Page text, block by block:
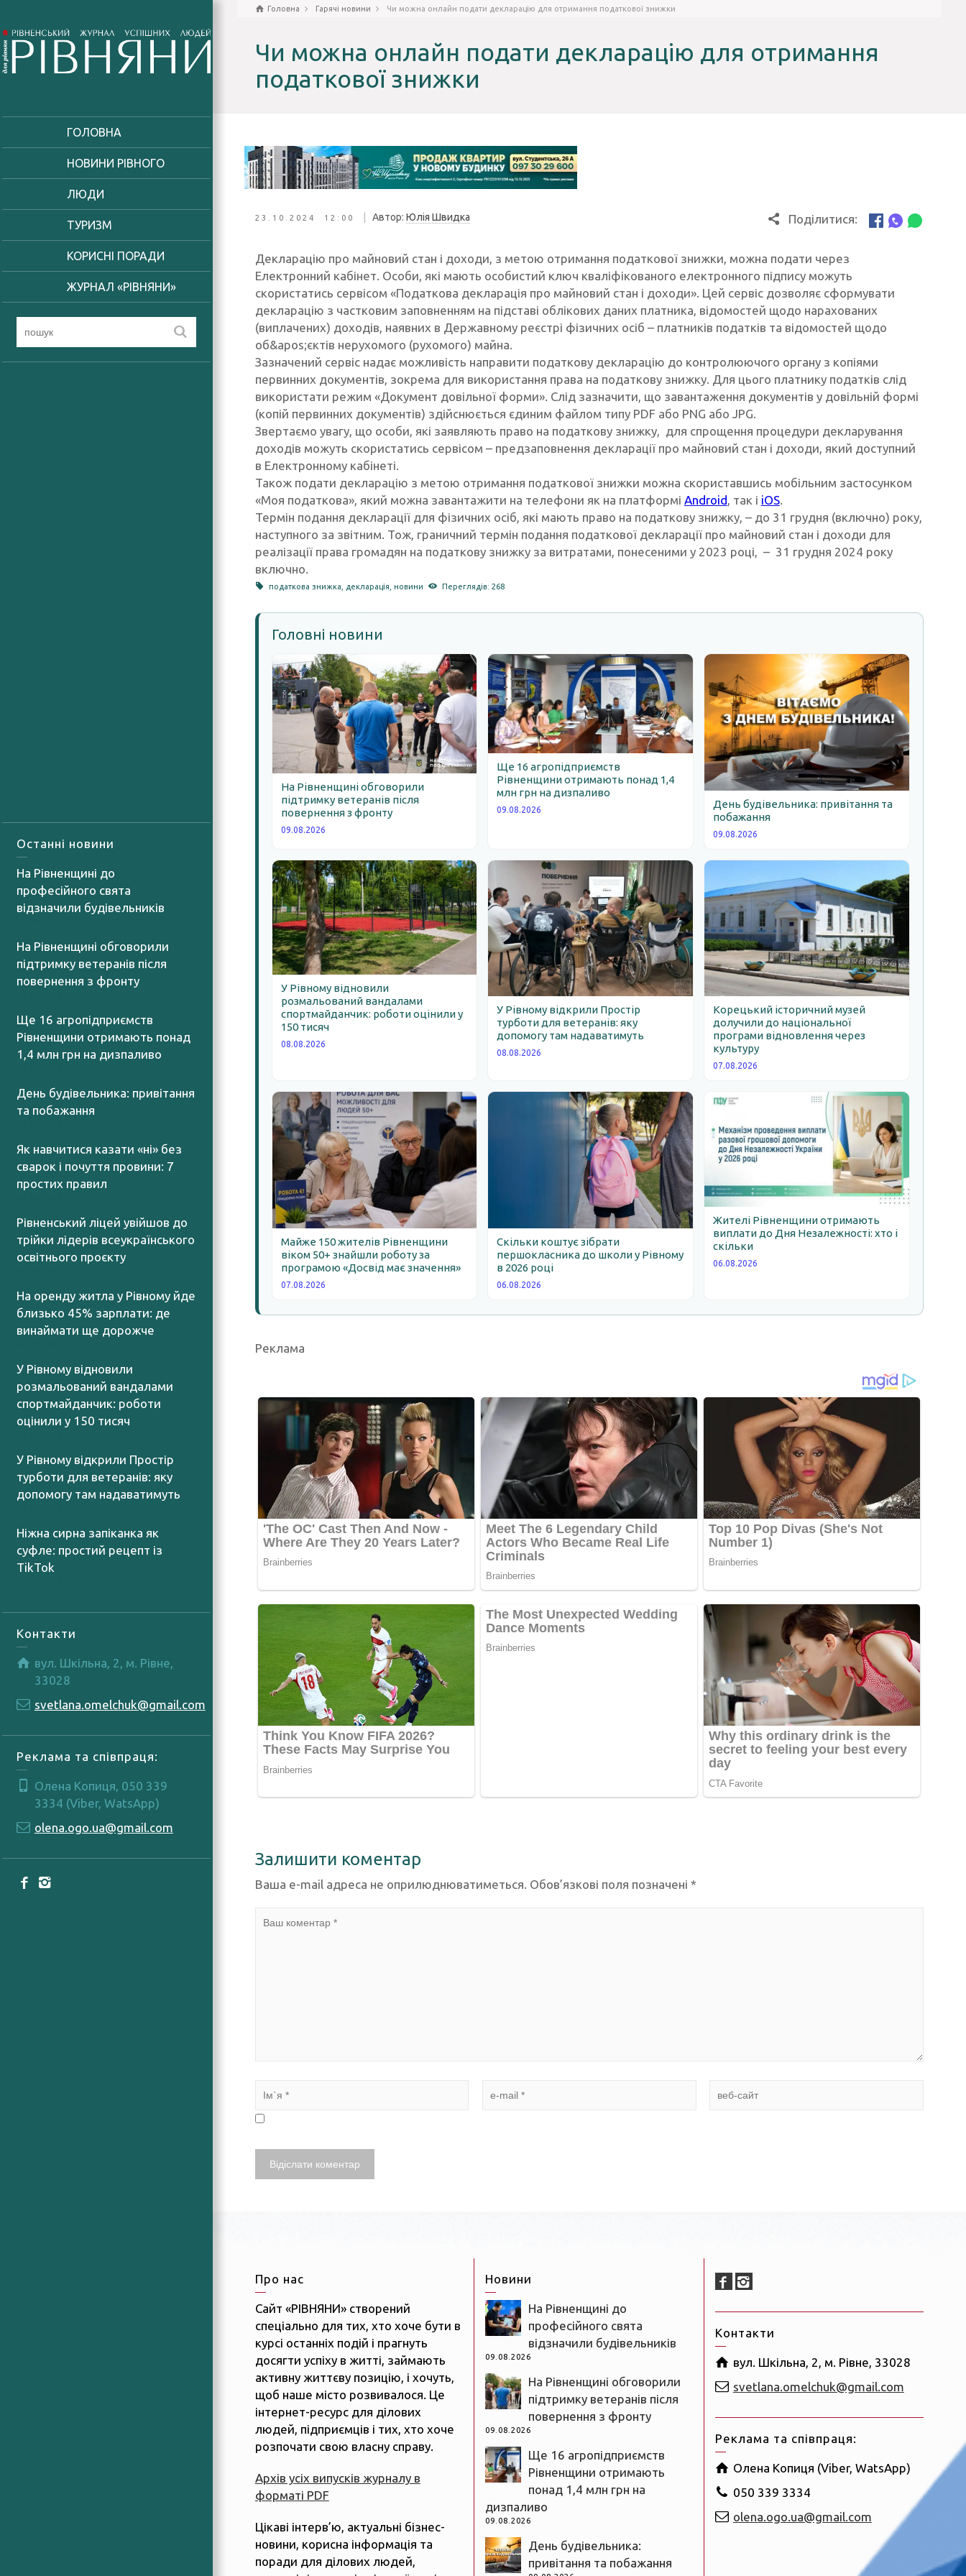
ГОЛОВНА
НОВИНИ РІВНОГО
ЛЮДИ
ТУРИЗМ
КОРИСНІ ПОРАДИ
ЖУРНАЛ «РІВНЯНИ»
Останні новини
На Рівненщині до
професійного свята
відзначили будівельників
На Рівненщині обговорили
підтримку ветеранів після
повернення з фронту
Ще 16 агропідприємств
Рівненщини отримають понад
1,4 млн грн на дизпаливо
День будівельника: привітання
та побажання
Як навчитися казати «ні» без
сварок і почуття провини: 7
простих правил
Рівненський ліцей увійшов до
трійки лідерів всеукраїнського
освітнього проєкту
На оренду житла у Рівному йде
близько 45% зарплати: де
винаймати ще дорожче
У Рівному відновили
розмальований вандалами
спортмайданчик: роботи
оцінили у 150 тисяч
У Рівному відкрили Простір
турботи для ветеранів: яку
допомогу там надаватимуть
Ніжна сирна запіканка як
суфле: простий рецепт із
TikTok
Контакти
вул. Шкільна, 2, м. Рівне,
33028
svetlana.omelchuk@gmail.com
Реклама та співпраця:
Олена Копиця, 050 339
3334 (Viber, WatsApp)
olena.ogo.ua@gmail.com
Головна Гарячі новини Чи можна онлайн подати декларацію для отримання податкової знижки
Чи можна онлайн подати декларацію для отримання
податкової знижки
23.10.2024 12:00 Автор: Юлія Швидка Поділитися:
Декларацію про майновий стан і доходи, з метою отримання податкової знижки, можна подати через
Електронний кабінет. Особи, які мають особистий ключ кваліфікованого електронного підпису можуть
скористатись сервісом «Податкова декларація про майновий стан і доходи». Цей сервіс дозволяє сформувати
декларацію з частковим заповненням на підставі облікових даних платника, відомостей щодо нарахованих
(виплачених) доходів, наявних в Державному реєстрі фізичних осіб – платників податків та відомостей щодо
об&apos;єктів нерухомого (рухомого) майна.
Зазначений сервіс надає можливість направити податкову декларацію до контролюючого органу з копіями
первинних документів, зокрема для використання права на податкову знижку. Для цього платнику податків слід
використати режим «Документ довільної форми». Слід зазначити, що завантаження документів у довільній формі
(копій первинних документів) здійснюється єдиним файлом типу РDF або РNG або JPG.
Звертаємо увагу, що особи, які заявляють право на податкову знижку, для спрощення процедури декларування
доходів можуть скористатись сервісом – предзаповнення декларації про майновий стан і доходи, який доступний
в Електронному кабінеті.
Також подати декларацію з метою отримання податкової знижки можна скориставшись мобільним застосунком
«Моя податкова», який можна завантажити на телефони як на платформі Android , так і iOS.
Термін подання декларації для фізичних осіб, які мають право на податкову знижку, – до 31 грудня (включно) року,
наступного за звітним. Тож, граничний термін подання податкової декларації про майновий стан і доходи для
реалізації права громадян на податкову знижку за витратами, понесеними у 2023 році, – 31 грудня 2024 року
включно.
податкова знижка декларація ,новини Переглядів: 268
Головні новини
На Рівненщині обговорили
підтримку ветеранів після
повернення з фронту
09.08.2026
Ще 16 агропідприємств
Рівненщини отримають понад 1,4
млн грн на дизпаливо
09.08.2026
День будівельника: привітання та
побажання
09.08.2026
У Рівному відновили
розмальований вандалами
спортмайданчик: роботи оцінили у
150 тисяч
08.08.2026
У Рівному відкрили Простір
турботи для ветеранів: яку
допомогу там надаватимуть
08.08.2026
Корецький історичний музей
долучили до національної
програми відновлення через
культуру
07.08.2026
Майже 150 жителів Рівненщини
віком 50+ знайшли роботу за
програмою «Досвід має значення»
07.08.2026
Скільки коштує зібрати
першокласника до школи у Рівному
в 2026 році
06.08.2026
Жителі Рівненщини отримають
виплати до Дня Незалежності: хто і
скільки
06.08.2026
Реклама
Залишити коментар
Ваша e-mail адреса не оприлюднюватиметься. Обов’язкові поля позначені *
Про нас
Сайт «РІВНЯНИ» створений
спеціально для тих, хто хоче бути в
курсі останніх подій і прагнуть
досягти успіху в житті, займають
активну життєву позицію, і хочуть,
щоб наше місто розвивалося. Це
інтернет-ресурс для ділових
людей, підприємців і тих, хто хоче
розпочати свою власну справу.
Архів усіх випусків журналу в
форматі PDF
Цікаві інтерв’ю, актуальні бізнес-
новини, корисна інформація та
поради для ділових людей,
Новини
На Рівненщині до
професійного свята
відзначили будівельників
09.08.2026
На Рівненщині обговорили
підтримку ветеранів після
повернення з фронту
09.08.2026
Ще 16 агропідприємств
Рівненщини отримають
понад 1,4 млн грн на
дизпаливо
09.08.2026
День будівельника:
привітання та побажання
Контакти
вул. Шкільна, 2, м. Рівне, 33028
svetlana.omelchuk@gmail.com
Реклама та співпраця:
Олена Копиця (Viber, WatsApp)
050 339 3334
olena.ogo.ua@gmail.com